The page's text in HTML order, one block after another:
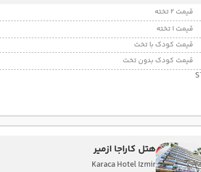
قیمت 2 تخته
قیمت 1 تخته
قیمت کودک با تخت
قیمت کودک بدون تخت
هتل کاراجا ازمیر
Karaca Hotel Izmir